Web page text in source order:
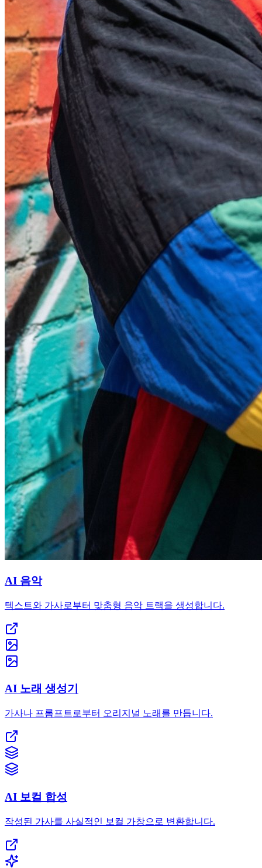
AI 음악
텍스트와 가사로부터 맞춤형 음악 트랙을 생성합니다.
AI 노래 생성기
가사나 프롬프트로부터 오리지널 노래를 만듭니다.
AI 보컬 합성
작성된 가사를 사실적인 보컬 가창으로 변환합니다.